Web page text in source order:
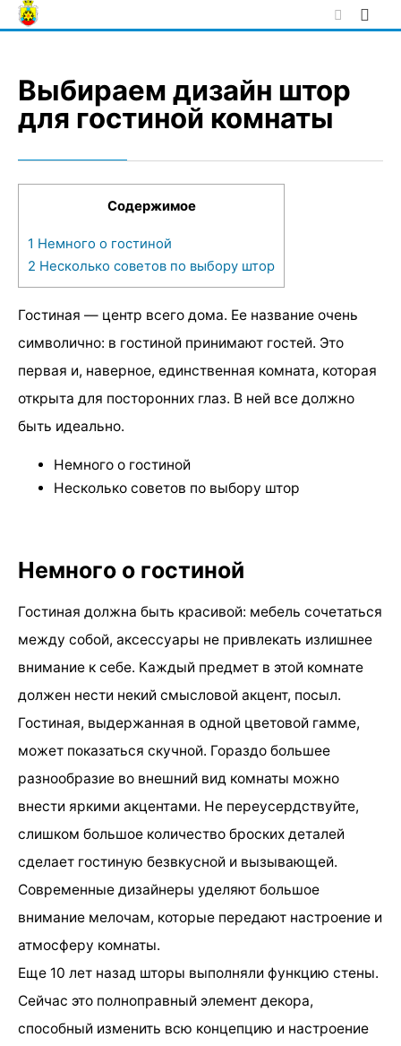
Skip
to
Выбираем дизайн штор
для гостиной комнаты
Содержимое
1 Немного о гостиной
2 Несколько советов по выбору штор
Гостиная — центр всего дома. Ее название очень
символично: в гостиной принимают гостей. Это
первая и, наверное, единственная комната, которая
открыта для посторонних глаз. В ней все должно
быть идеально.
Немного о гостиной
Несколько советов по выбору штор
Немного о гостиной
Гостиная должна быть красивой: мебель сочетаться
между собой, аксессуары не привлекать излишнее
внимание к себе. Каждый предмет в этой комнате
должен нести некий смысловой акцент, посыл.
Гостиная, выдержанная в одной цветовой гамме,
может показаться скучной. Гораздо большее
разнообразие во внешний вид комнаты можно
внести яркими акцентами. Не переусердствуйте,
слишком большое количество броских деталей
сделает гостиную безвкусной и вызывающей.
Современные дизайнеры уделяют большое
внимание мелочам, которые передают настроение и
атмосферу комнаты.
Еще 10 лет назад шторы выполняли функцию стены.
Сейчас это полноправный элемент декора,
способный изменить всю концепцию и настроение